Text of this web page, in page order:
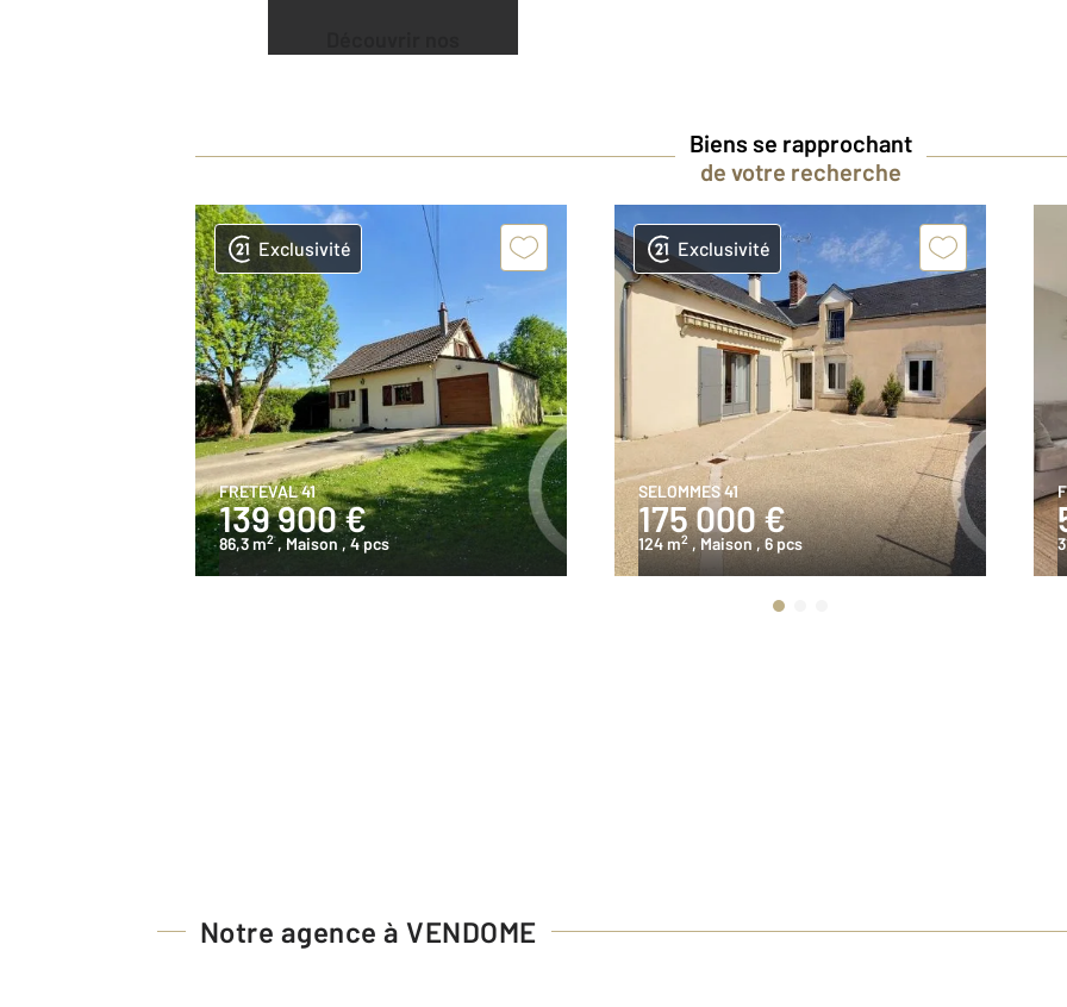
Biens se rapprochant
de votre recherche
Exclusivité
FRETEVAL 41
139 900 €
86,3 m2 , Maison, 4 pcs
Exclusivité
SELOMMES 41
175 000 €
124 m2 , Maison , 6 pcs
Notre agence à VENDOME